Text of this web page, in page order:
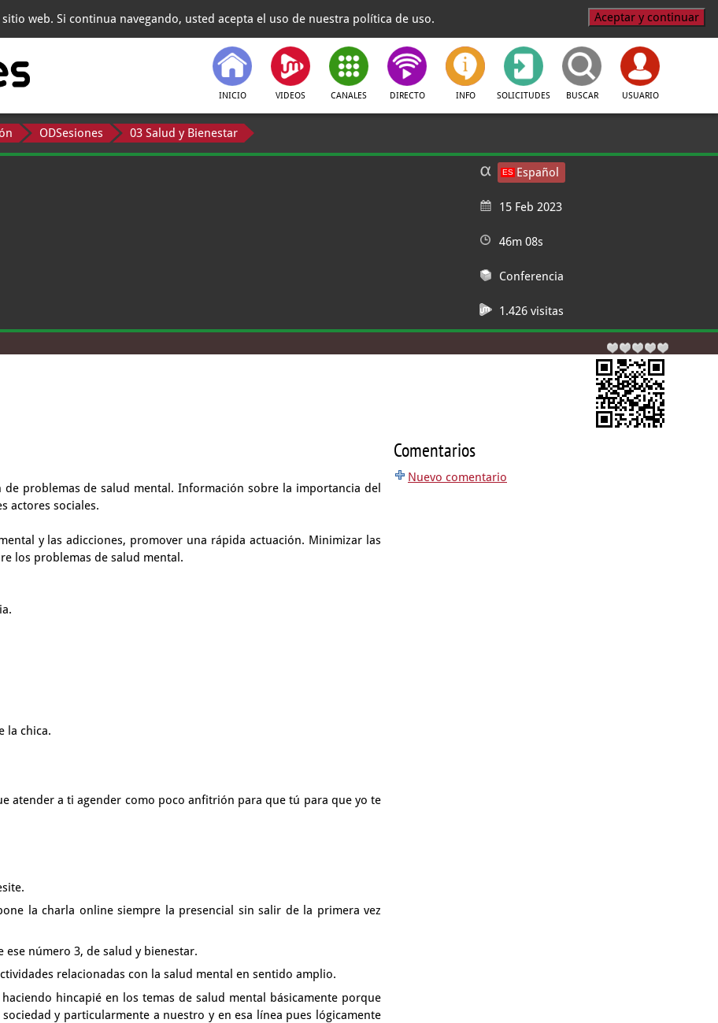
web. Si continua navegando, usted acepta el uso de nuestra política de uso. Aceptar y continuar
INICIO VIDEOS CANALES DIRECTO INFO SOLICITUDES BUSCAR USUARIO
ODSesiones 03 Salud y Bienestar
Español
15 Feb 2023
46m 08s
Conferencia
1.426 visitas
de problemas de salud mental. Información sobre la importancia del
actores sociales.
y las adicciones, promover una rápida actuación. Minimizar las
los problemas de salud mental.
la chica.
atender a ti agender como poco anfitrión para que tú para que yo te
la charla online siempre la presencial sin salir de la primera vez
ese número 3, de salud y bienestar.
relacionadas con la salud mental en sentido amplio.
hincapié en los temas de salud mental básicamente porque
sociedady particularmente a nuestro y en esa línea pues lógicamente
Comentarios
Nuevo comentario